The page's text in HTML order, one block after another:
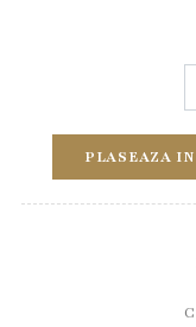
PLASEAZA IN